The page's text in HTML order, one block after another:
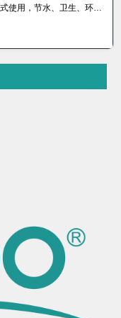
◎非接触式使用，节水、卫生、环保◎龙头过饮用水标准，表面处理过24小时盐雾试验 ◎人体工学原理设计，柔性泡沫式出水，使用舒适便捷